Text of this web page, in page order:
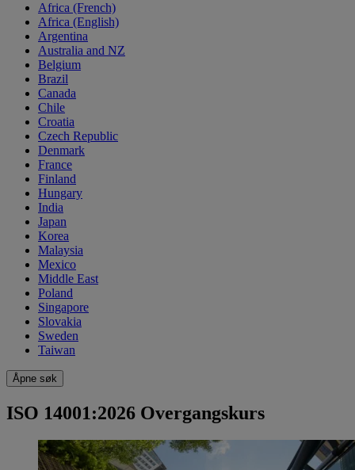
Africa (French)
Africa (English)
Argentina
Australia and NZ
Belgium
Brazil
Canada
Chile
Croatia
Czech Republic
Denmark
France
Finland
Hungary
India
Japan
Korea
Malaysia
Mexico
Middle East
Poland
Singapore
Slovakia
Sweden
Taiwan
Åpne søk
ISO 14001:2026 Overgangskurs